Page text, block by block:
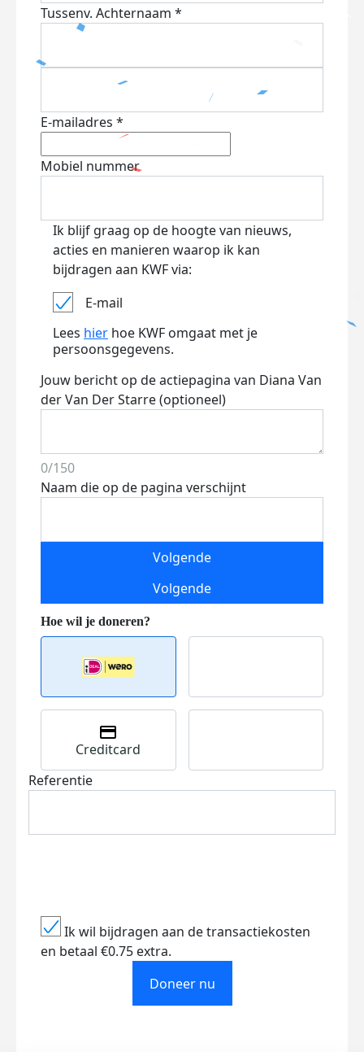
Tussenv. Achternaam *
E-mailadres *
Mobiel nummer
Ik blijf graag op de hoogte van nieuws,
acties en manieren waarop ik kan
bijdragen aan KWF via:
E-mail
Lees hier hoe KWF omgaat met je
persoonsgegevens.
Jouw bericht op de actiepagina van Diana Van
der Van Der Starre (optioneel)
0/150
Naam die op de pagina verschijnt
Volgende
Volgende
Creditcard
Referentie
Ik wil bijdragen aan de transactiekosten
en betaal €0.75 extra.
Doneer nu